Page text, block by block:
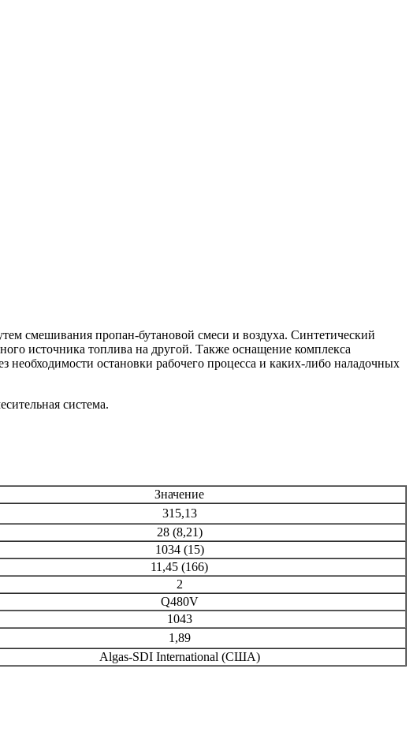
смешивания пропан-бутановой смеси и воздуха. Синтетический
источника топлива на другой. Также оснащение комплекса
необходимости остановки рабочего процесса и каких-либо наладочных
система.
Значение
315,13
28 (8,21)
1034 (15)
11,45 (166)
2
Q480V
1043
1,89
Algas-SDI International (США)